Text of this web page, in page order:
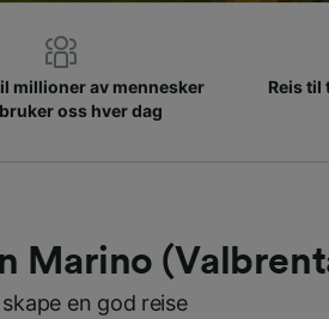
millioner av mennesker
oss hver dag
Reis til
Marino
en god reise